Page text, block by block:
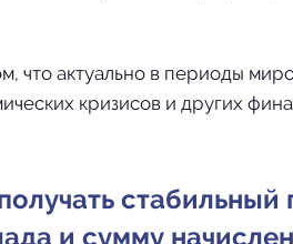
что актуально в периоды
кризисов и других
стабильный
и сумму